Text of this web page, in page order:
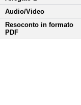
Audio/Video
Resoconto in formato
PDF